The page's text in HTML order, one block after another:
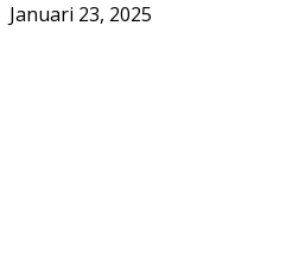
Januari 23, 2025